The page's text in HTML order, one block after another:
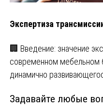
Экспертиза
🏢 Введение: значение
современном мебельном
динамично
Задавайте любые